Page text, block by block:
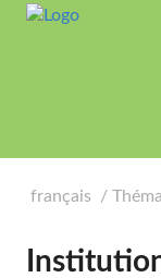
label_goto_content
français